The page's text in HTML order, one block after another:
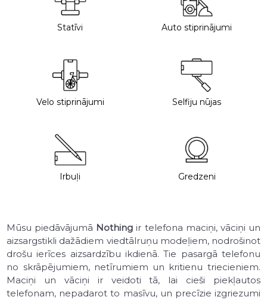
Statīvi Auto stiprinājumi
Velo stiprinājumi Selfiju nūjas
Irbuļi Gredzeni
Mūsu piedāvājumā Nothing ir telefona maciņi, vāciņi un
aizsargstikli dažādiem viedtālruņu modeļiem, nodrošinot
drošu ierīces aizsardzību ikdienā. Tie pasargā telefonu
no skrāpējumiem, netīrumiem un kritienu triecieniem.
Maciņi un vāciņi ir veidoti tā, lai cieši piekļautos
telefonam, nepadarot to masīvu, un precīzie izgriezumi